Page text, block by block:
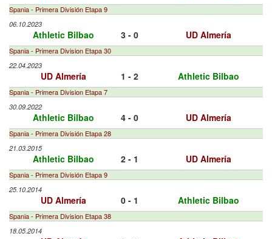
Spania - Primera División Etapa 9
06.10.2023
Athletic Bilbao 3 - 0 UD Almería
Spania - Primera Division Etapa 30
22.04.2023
UD Almería 1 - 2 Athletic Bilbao
Spania - Primera Division Etapa 7
30.09.2022
Athletic Bilbao 4 - 0 UD Almería
Spania - Primera División Etapa 28
21.03.2015
Athletic Bilbao 2 - 1 UD Almería
Spania - Primera División Etapa 9
25.10.2014
UD Almería 0 - 1 Athletic Bilbao
Spania - Primera Division Etapa 38
18.05.2014